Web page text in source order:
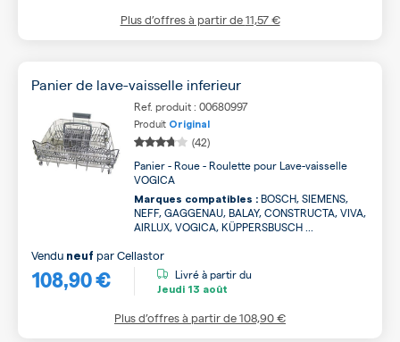
Plus d’offres à partir de11,57 €
Panier de lave-vaisselle inferieur
Ref. produit : 00680997
Produit Original
(42)
Panier - Roue - Roulette pour Lave-vaisselle
VOGICA
Marques compatibles : BOSCH, SIEMENS,
NEFF, GAGGENAU, BALAY, CONSTRUCTA, VIVA,
AIRLUX, VOGICA, KÜPPERSBUSCH ...
108,90 €
Vendu neuf parCellastor
Livré à partir du
Jeudi 13 août
Plus d’offres à partir de108,90 €